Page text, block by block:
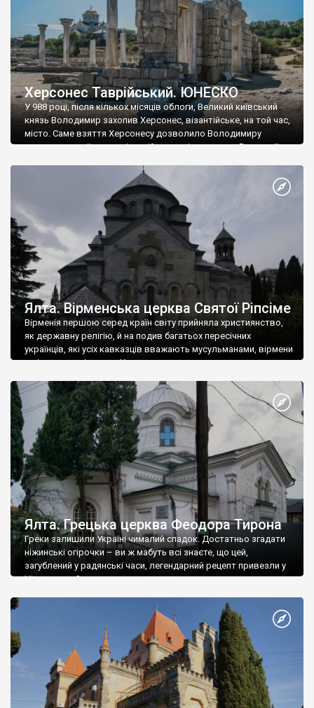
Херсонес Таврійський. ЮНЕСКО
У 988 році, після кількох місяців облоги, Великий київський
князь Володимир захопив Херсонес, візантійське, на той час,
місто. Саме взяття Херсонесу дозволило Володимиру
диктувати свої умови візантійському імператору Василю ІІ, та
Херсонесі Володимир-язичник, став Василем-християнином.
А потім було Хрещення Русі. На честь Херсонесу Таврійського
Ялта. Вірменська церква Святої Ріпсіме
Вірменія першою серед країн світу прийняла християнство,
як державну релігію, й на подив багатьох пересічних
українців, які усіх кавказців вважають мусульманами, вірмени
є відданими вірянами Христа
Ялта. Грецька церква Феодора Тирона
Греки залишили Україні чималий спадок. Достатньо згадати
ніжинські огірочки – ви ж мабуть всі знаєте, що цей,
загублений у радянські часи, легендарний рецепт привезли у
Ніжин греки?